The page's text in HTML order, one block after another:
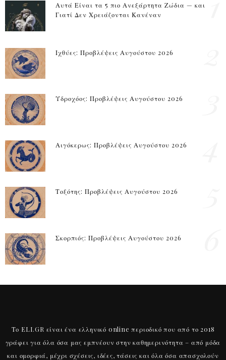
Αυτά Είναι τα 5 πιο Ανεξάρτητα Ζώδια — και
Γιατί Δεν Χρειάζονται Κανέναν
Ιχθύες: Προβλέψεις Αυγούστου 2026
Υδροχόος: Προβλέψεις Αυγούστου 2026
Αιγόκερως: Προβλέψεις Αυγούστου 2026
Τοξότης: Προβλέψεις Αυγούστου 2026
Σκορπιός: Προβλέψεις Αυγούστου 2026
Το ELI.GR είναι ένα ελληνικό online περιοδικό που από το 2018
γράφει για όλα όσα μας εμπνέουν στην καθημερινότητα – από μόδα
και ομορφιά, μέχρι σχέσεις, ιδέες, τάσεις και όλα όσα απασχολούν